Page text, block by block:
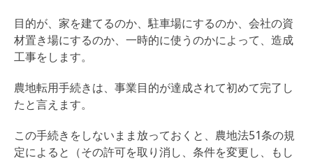
目的が、家を建てるのか、駐車場にするのか、会社の資
材置き場にするのか、一時的に使うのかによって、造成
工事をします。
農地転用手続きは、事業目的が達成されて初めて完了し
たと言えます。
この手続きをしないまま放っておくと、農地法51条の規
定によると（その許可を取り消し、条件を変更し、もし